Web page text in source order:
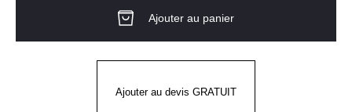
EPIC
Ajouter au panier
Ajouter au devis GRATUIT